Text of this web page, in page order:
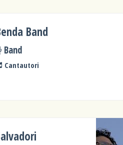
Band
Band
Cantautori